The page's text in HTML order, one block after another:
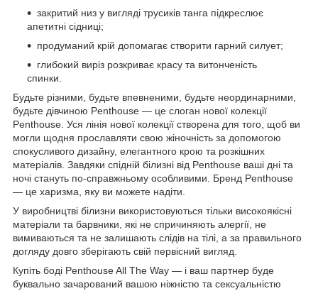
закритий низ у вигляді трусиків танга підкреслює
апетитні сідниці;
продуманий крій допомагає створити гарний силует;
глибокий виріз розкриває красу та витонченість
спинки.
Будьте різними, будьте впевненими, будьте неординарними,
будьте дівчиною Penthouse — це слоган нової колекції
Penthouse. Уся лінія нової колекції створена для того, щоб ви
могли щодня прославляти свою жіночність за допомогою
спокусливого дизайну, елегантного крою та розкішних
матеріалів. Завдяки спідній білизні від Penthouse ваші дні та
ночі стануть по-справжньому особливими. Бренд Penthouse
— це харизма, яку ви можете надіти.
У виробництві білизни використовуються тільки високоякісні
матеріали та барвники, які не спричиняють алергії, не
вимиваються та не залишають слідів на тілі, а за правильного
догляду довго зберігають свій первісний вигляд.
Купіть боді Penthouse All The Way — і ваш партнер буде
буквально зачарований вашою ніжністю та сексуальністю